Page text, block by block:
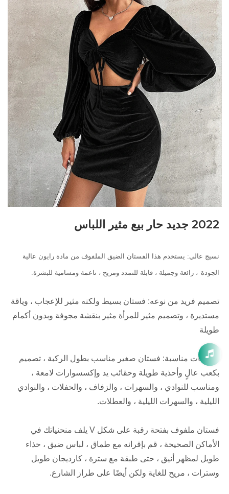
2022 جديد حار بيع مثير اللباس
نسيج عالي: يستخدم هذا الفستان الضيق الملفوف من مادة رايون عالية
الجودة ، رائعة وجميلة ، قابلة للتمدد ومريح ، ناعمة ومسامية للبشرة.
تصميم فريد من نوعه: فستان بسيط ولكنه مثير للإعجاب ، وياقة
مستديرة ، وتصميم مثير للمرأة مثير بنقشة مجوفة وبدون أكمام
طويلة
مناسبات مناسبة: فستان صغير مناسب بطول الركبة ، تصميم
بكعب عالٍ وأحذية طويلة وحقائب يد وإكسسوارات لامعة ،
ومناسب للنوادي ، والسهرات ، والزفاف ، والحفلات ، والنوادي
الليلية ، والسهرات الليلية ، والعطلات.
فستان ملفوف بفتحة رقبة على شكل V يلف منحنياتك في
الأماكن الصحيحة ، قم بإقرانه مع طماق ، لباس ضيق ، حذاء
طويل لمظهر أنيق ، حتى طبقة مع سترة ، كارديجان طويل
وسترات ، مريح للغاية ولكن أيضًا على طراز الشارع.